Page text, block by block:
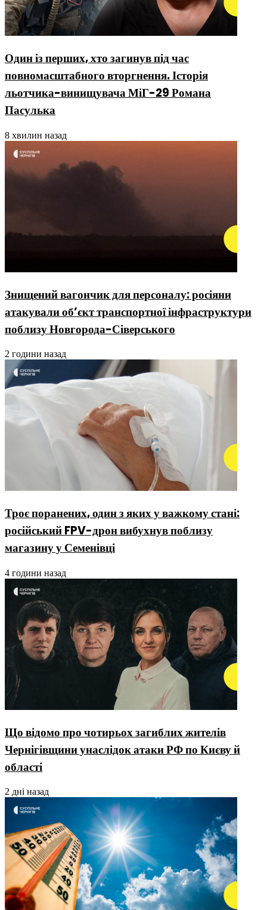
Один із перших, хто загинув під час
повномасштабного вторгнення. Історія
льотчика-винищувача МіГ-29 Романа
Пасулька
8 хвилин назад
Знищений вагончик для персоналу: росіяни
атакували об’єкт транспортної інфраструктури
поблизу Новгорода-Сіверського
2 години назад
Троє поранених, один з яких у важкому стані:
російський FPV-дрон вибухнув поблизу
магазину у Семенівці
4 години назад
Що відомо про чотирьох загиблих жителів
Чернігівщини унаслідок атаки РФ по Києву й
області
2 дні назад